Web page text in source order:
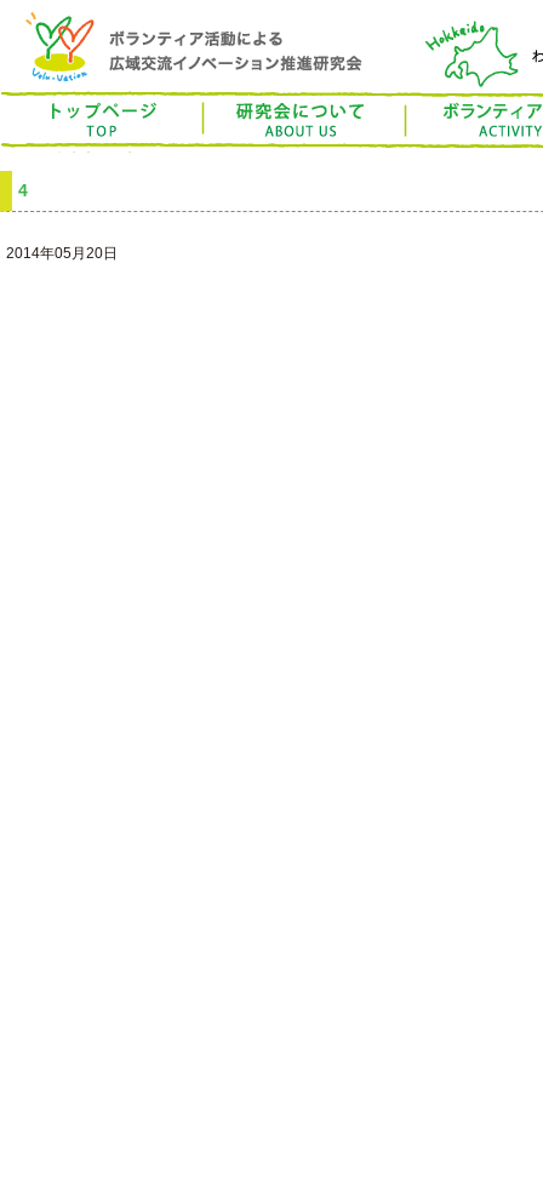
トップページ ボラベーション研
4
2014年05月20日